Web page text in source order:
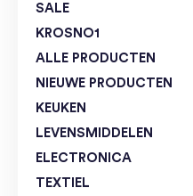
SALE
KROSNO1
ALLE PRODUCTEN
NIEUWE PRODUCTEN
KEUKEN
LEVENSMIDDELEN
ELECTRONICA
TEXTIEL